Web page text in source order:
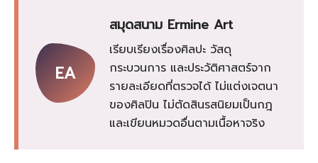
EA
สมุดสนาม Ermine Art
เรียบเรียงเรื่องศิลปะ วัสดุ
กระบวนการ และประวัติศาสตร์จาก
รายละเอียดที่ตรวจได้ ไม่แต่งเจตนา
ของศิลปิน ไม่ตัดสินรสนิยมเป็นกฎ
และเขียนหมวดอื่นตามเนื้อหาจริง